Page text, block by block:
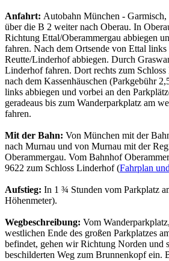
Anfahrt: Autobahn München -
über die B 2 weiter nach Oberau. In
Richtung Ettal/Oberammergau abbiegen
fahren. Nach dem Ortsende von Ettal
Reutte/Linderhof abbiegen. Durch
Linderhof fahren. Dort rechts zum
nach dem Kassenhäuschen (Parkgebühr
links abbiegen und vorbei an den
geradeaus bis zum Wanderparkplatz am
fahren.
Mit der Bahn: Von München mit der
nach Murnau und von Murnau mit der
Oberammergau. Vom Bahnhof
9622 zum Schloss Linderhof (Fahrplan
Aufstieg: In 1 ¾ Stunden vom Parkplatz
Höhenmeter).
Wegbeschreibung: Vom
westlichen Ende des großen Parkplatzes
befindet, gehen wir Richtung Norden und
beschilderten Weg zum Brunnenkopf ein.